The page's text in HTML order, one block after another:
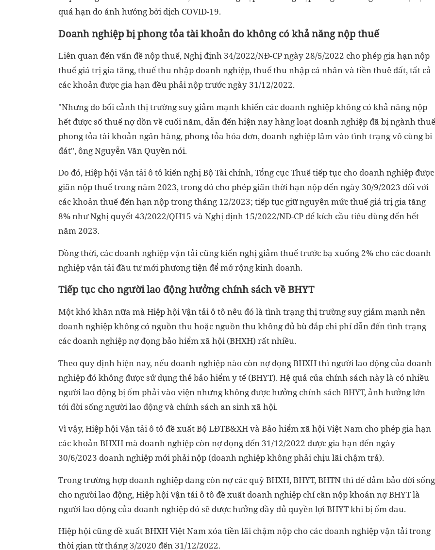
quá hạn do ảnh hưởng bởi dịch COVID-19.
Doanh nghiệp bị phong tỏa tài khoản do không có khả năng nộp thuế
Liên quan đến vấn đề nộp thuế, Nghị định 34/2022/NĐ-CP ngày 28/5/2022 cho phép gia hạn nộp
thuế giá trị gia tăng, thuế thu nhập doanh nghiệp, thuế thu nhập cá nhân và tiền thuê đất, tất cả
các khoản được gia hạn đều phải nộp trước ngày 31/12/2022.
"Nhưng do bối cảnh thị trường suy giảm mạnh khiến các doanh nghiệp không có khả năng nộp
hết được số thuế nợ dồn về cuối năm, dẫn đến hiện nay hàng loạt doanh nghiệp đã bị ngành thuế
phong tỏa tài khoản ngân hàng, phong tỏa hóa đơn, doanh nghiệp lâm vào tình trạng vô cùng bi
đát", ông Nguyễn Văn Quyền nói.
Do đó, Hiệp hội Vận tải ô tô kiến nghị Bộ Tài chính, Tổng cục Thuế tiếp tục cho doanh nghiệp được
giãn nộp thuế trong năm 2023, trong đó cho phép giãn thời hạn nộp đến ngày 30/9/2023 đối với
các khoản thuế đến hạn nộp trong tháng 12/2023; tiếp tục giữ nguyên mức thuế giá trị gia tăng
8% như Nghị quyết 43/2022/QH15 và Nghị định 15/2022/NĐ-CP để kích cầu tiêu dùng đến hết
năm 2023.
Đồng thời, các doanh nghiệp vận tải cũng kiến nghị giảm thuế trước bạ xuống 2% cho các doanh
nghiệp vận tải đầu tư mới phương tiện để mở rộng kinh doanh.
Tiếp tục cho người lao động hưởng chính sách về BHYT
Một khó khăn nữa mà Hiệp hội Vận tải ô tô nêu đó là tình trạng thị trường suy giảm mạnh nên
doanh nghiệp không có nguồn thu hoặc nguồn thu không đủ bù đắp chi phí dẫn đến tình trạng
các doanh nghiệp nợ đọng bảo hiểm xã hội (BHXH) rất nhiều.
Theo quy định hiện nay, nếu doanh nghiệp nào còn nợ đọng BHXH thì người lao động của doanh
nghiệp đó không được sử dụng thẻ bảo hiểm y tế (BHYT). Hệ quả của chính sách này là có nhiều
người lao động bị ốm phải vào viện nhưng không được hưởng chính sách BHYT, ảnh hưởng lớn
tới đời sống người lao động và chính sách an sinh xã hội.
Vì vậy, Hiệp hội Vận tải ô tô đề xuất Bộ LĐTB&XH và Bảo hiểm xã hội Việt Nam cho phép gia hạn
các khoản BHXH mà doanh nghiệp còn nợ đọng đến 31/12/2022 được gia hạn đến ngày
30/6/2023 doanh nghiệp mới phải nộp (doanh nghiệp không phải chịu lãi chậm trả).
Trong trường hợp doanh nghiệp đang còn nợ các quỹ BHXH, BHYT, BHTN thì để đảm bảo đời sống
cho người lao động, Hiệp hội Vận tải ô tô đề xuất doanh nghiệp chỉ cần nộp khoản nợ BHYT là
người lao động của doanh nghiệp đó sẽ được hưởng đầy đủ quyền lợi BHYT khi bị ốm đau.
Hiệp hội cũng đề xuất BHXH Việt Nam xóa tiền lãi chậm nộp cho các doanh nghiệp vận tải trong
thời gian từ tháng 3/2020 đến 31/12/2022.